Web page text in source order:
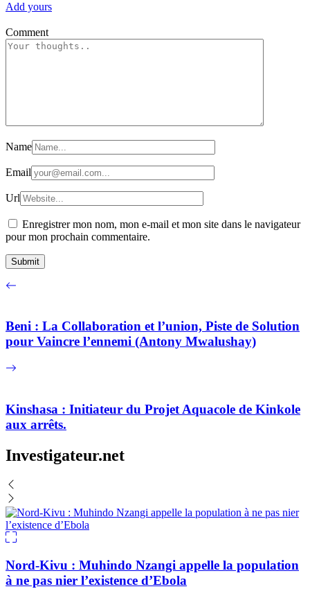
Add yours
Comment
Name
Email
Url
Enregistrer mon nom, mon e-mail et mon site dans le navigateur
pour mon prochain commentaire.
Beni : La Collaboration et l’union, Piste de Solution
pour Vaincre l’ennemi (Antony Mwalushay)
Kinshasa : Initiateur du Projet Aquacole de Kinkole
aux arrêts.
Investigateur.net
Nord-Kivu : Muhindo Nzangi appelle la population
à ne pas nier l’existence d’Ebola